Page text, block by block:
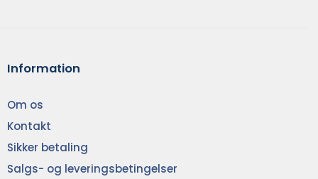
Information
Om os
Kontakt
Sikker betaling
Salgs- og leveringsbetingelser